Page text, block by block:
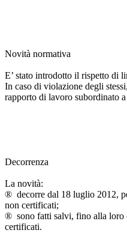
Novità normativa
E’ stato introdotto il rispetto di
In caso di violazione degli
rapporto di lavoro subordinato
Decorrenza
La novità:
® decorre dal 18 luglio 2012,
non certificati;
® sono fatti salvi, fino alla loro
certificati.